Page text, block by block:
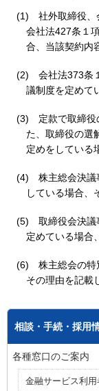
(1)
社外取締役
会社法427条１
合、当該契約内
(2)
会社法373条
議制度を定めて
(3)
定款で取締
た、取締役の選
定めをしている
(4)
株主総会決議
している場合、
(5)
取締役会決
定めている場合
(6)
株主総会の
その理由を記載
相談・手続・採用
各種窓口のご案内
金融サービス利用